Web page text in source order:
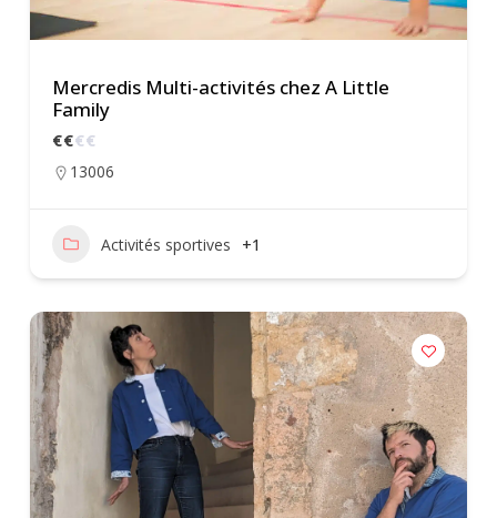
Mercredis Multi-activités chez A Little
Family
€€€€
13006
Activités sportives +1